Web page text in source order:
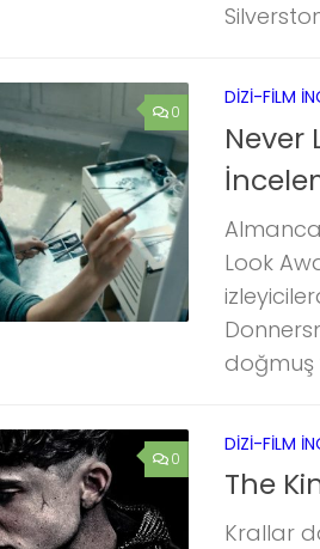
0
DIZI-FILM
Never
Look
doğmuş
0
DIZI-FILM
The
Krallar